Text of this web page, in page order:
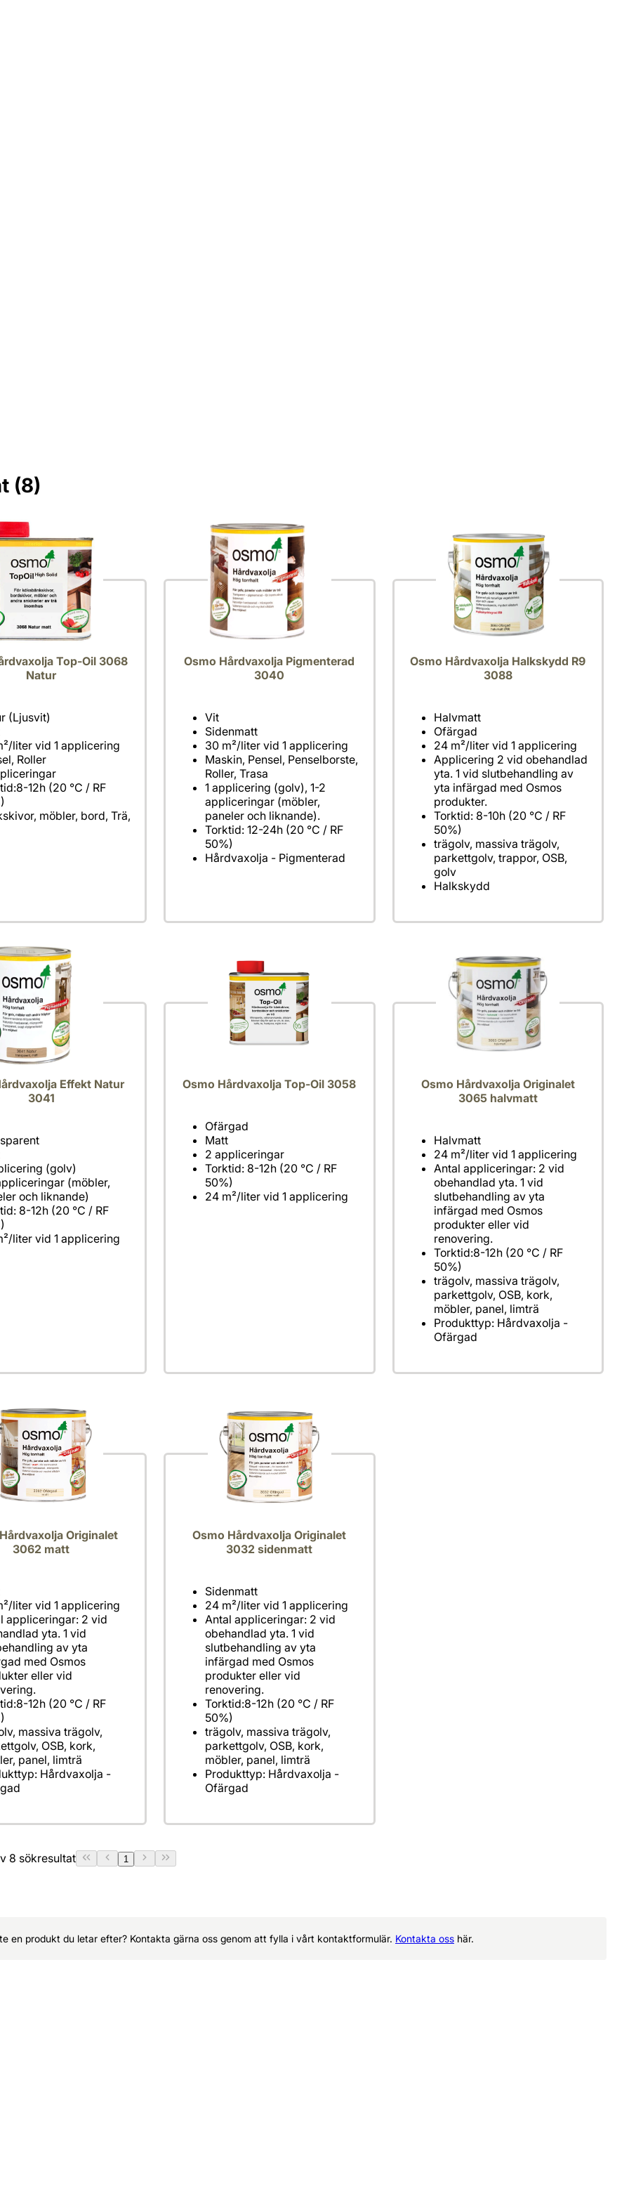
(8)
Top-Oil 3068
Natur
12h (20 °C / RF
möbler, bord, Trä,
Osmo Hårdvaxolja Pigmenterad
3040
Maskin, Pensel, Penselborste,
1 applicering (golv), 1-2
appliceringar (möbler,
Torktid: 12-24h (20 °C / RF
Hårdvaxolja - Pigmenterad
Osmo Hårdvaxolja Halkskydd R9
3088
Halvmatt
Applicering 2 vid obehandlad
yta. 1 vid slutbehandling av
yta infärgad med Osmos
produkter.
Torktid: 8-10h (20 °C / RF
trägolv, massiva trägolv,
parkettgolv, trappor, OSB,
golv
Halkskydd
Effekt Natur
3041
(möbler,
8-12h (20 °C / RF
liter vid 1 applicering
Osmo Hårdvaxolja Top-Oil 3058
Ofärgad
Matt
2 appliceringar
Torktid: 8-12h (20 °C / RF
50%)
24 m²/liter vid 1 applicering
Osmo Hårdvaxolja Originalet
3065 halvmatt
Halvmatt
24 m²/liter vid 1 applicering
Antal appliceringar: 2 vid
obehandlad yta. 1 vid
slutbehandling av yta
infärgad med Osmos
produkter eller vid
renovering.
Torktid:8-12h (20 °C / RF
50%)
trägolv, massiva trägolv,
parkettgolv, OSB, kork,
möbler, panel, limträ
Produkttyp: Hårdvaxolja -
Ofärgad
Originalet
3062 matt
liter vid 1 applicering
appliceringar: 2 vid
yta. 1 vid
av yta
med Osmos
eller vid
12h (20 °C / RF
massiva trägolv,
OSB, kork,
panel, limträ
Hårdvaxolja -
Osmo Hårdvaxolja Originalet
3032 sidenmatt
Sidenmatt
24 m²/liter vid 1 applicering
Antal appliceringar: 2 vid
obehandlad yta. 1 vid
slutbehandling av yta
infärgad med Osmos
produkter eller vid
renovering.
Torktid:8-12h (20 °C / RF
50%)
trägolv, massiva trägolv,
parkettgolv, OSB, kork,
möbler, panel, limträ
Produkttyp: Hårdvaxolja -
Ofärgad
8 sökresultat 1
en produkt du letar efter? Kontakta gärna oss genom att fylla i vårt kontaktformulär. Kontakta oss här.